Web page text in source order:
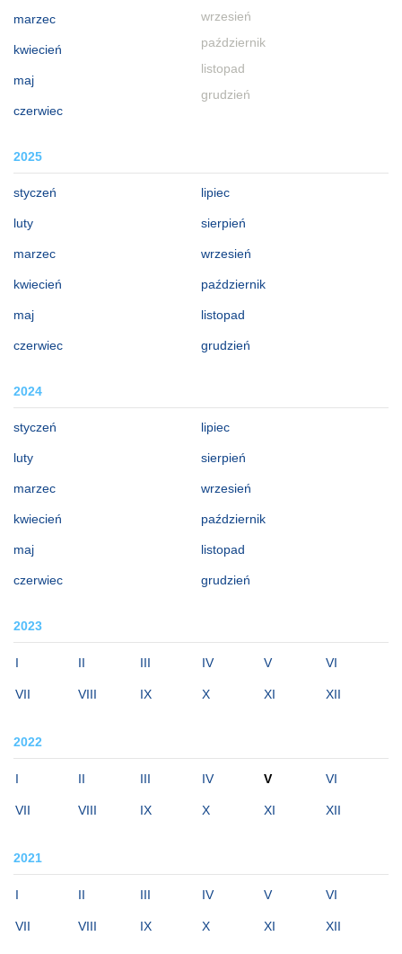
marzec
kwiecień
maj
czerwiec
wrzesień
październik
listopad
grudzień
2025
styczeń
luty
marzec
kwiecień
maj
czerwiec
lipiec
sierpień
wrzesień
październik
listopad
grudzień
2024
styczeń
luty
marzec
kwiecień
maj
czerwiec
lipiec
sierpień
wrzesień
październik
listopad
grudzień
2023
I II III IV V VI
VII VIII IX X XI XII
2022
I II III IV V VI
VII VIII IX X XI XII
2021
I II III IV V VI
VII VIII IX X XI XII